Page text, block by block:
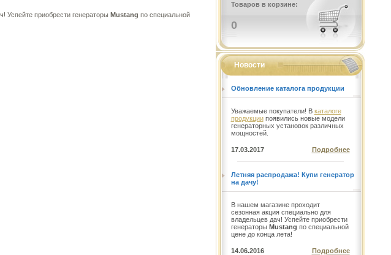
Товаров в корзине:
0
Новости
Обновление каталога продукции
Уважаемые покупатели! В каталоге
продукциипоявились новые модели
генераторных установок различных
мощностей.
Подробнее
17.03.2017
Летняя распродажа! Купи генератор
на дачу!
В нашем магазине проходит
сезонная акция специально для
владельцев дач! Успейте приобрести
генераторы Mustang по специальной
цене до конца лета!
Подробнее
14.06.2016
Успейте приобрести генераторы Mustang по специальной